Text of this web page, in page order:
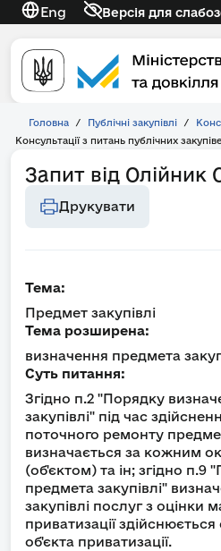
Eng Версія для
Головна / Публічні закупівлі /
Консультації з питань публічних
Запит від Олійник
Друкувати
Тема:
Предмет закупівлі
Тема розширена:
визначення предмета
Суть питання:
Згідно п.2 "Порядку
закупівлі" під час
поточного ремонту
визначається за кожним
(об'єктом) та ін; згідно п.9
предмета закупівлі"
закупівлі послуг з оцінки
приватизації
об'єкта приватизації.